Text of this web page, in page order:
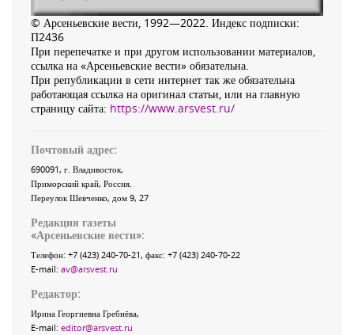
© Арсеньевские вести, 1992—2022. Индекс подписки:
П2436
При перепечатке и при другом использовании материалов,
ссылка на «Арсеньевские вести» обязательна.
При републикации в сети интернет так же обязательна
работающая ссылка на оригинал статьи, или на главную
страницу сайта: https://www.arsvest.ru/
Почтовый адрес:
690091, г. Владивосток,
Приморский край, Россия
Переулок Шевченко, дом 9, 27
Редакция газеты
«Арсеньевские вести»:
Телефон: +7 (423) 240-70-21, факс: +7 (423) 240-70-22
E-mail: av@arsvest.ru
Редактор:
Ирина Георгиевна Гребнёва,
E-mail: editor@arsvest.ru